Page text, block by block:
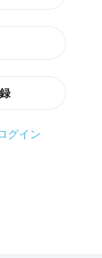
グイン